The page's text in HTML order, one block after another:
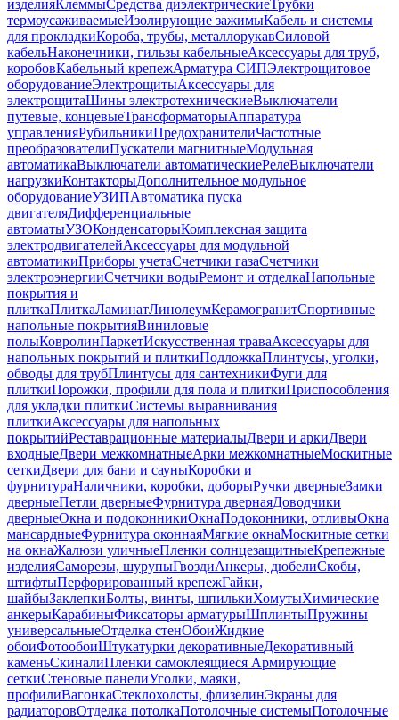
изделияКлеммыСредства диэлектрическиеТрубки
термоусаживаемыеИзолирующие зажимыКабель и системы
для прокладкиКороба, трубы, металлорукавСиловой
кабельНаконечники, гильзы кабельныеАксессуары для труб,
коробовКабельный крепежАрматура СИПЭлектрощитовое
оборудованиеЭлектрощитыАксессуары для
электрощитаШины электротехническиеВыключатели
путевые, концевыеТрансформаторыАппаратура
управленияРубильникиПредохранителиЧастотные
преобразователиПускатели магнитныеМодульная
автоматикаВыключатели автоматическиеРелеВыключатели
нагрузкиКонтакторыДополнительное модульное
оборудованиеУЗИПАвтоматика пуска
двигателяДифференциальные
автоматыУЗОКонденсаторыКомплексная защита
электродвигателейАксессуары для модульной
автоматикиПриборы учетаСчетчики газаСчетчики
электроэнергииСчетчики водыРемонт и отделкаНапольные
покрытия и
плиткаПлиткаЛаминатЛинолеумКерамогранитСпортивные
напольные покрытияВиниловые
полыКовролинПаркетИскусственная траваАксессуары для
напольных покрытий и плиткиПодложкаПлинтусы, уголки,
обводы для трубПлинтусы для сантехникиФуги для
плиткиПорожки, профили для пола и плиткиПриспособления
для укладки плиткиСистемы выравнивания
плиткиАксессуары для напольных
покрытийРеставрационные материалыДвери и аркиДвери
входныеДвери межкомнатныеАрки межкомнатныеМоскитные
сеткиДвери для бани и сауныКоробки и
фурнитураНаличники, коробки, доборыРучки дверныеЗамки
дверныеПетли дверныеФурнитура двернаяДоводчики
дверныеОкна и подоконникиОкнаПодоконники, отливыОкна
мансардныеФурнитура оконнаяМягкие окнаМоскитные сетки
на окнаЖалюзи уличныеПленки солнцезащитныеКрепежные
изделияСаморезы, шурупыГвоздиАнкеры, дюбелиСкобы,
штифтыПерфорированный крепежГайки,
шайбыЗаклепкиБолты, винты, шпилькиХомутыХимические
анкерыКарабиныФиксаторы арматурыШплинтыПружины
универсальныеОтделка стенОбоиЖидкие
обоиФотообоиШтукатурки декоративныеДекоративный
каменьСкиналиПленки самоклеящиеся Армирующие
сеткиСтеновые панелиУголки, маяки,
профилиВагонкаСтеклохолсты, флизелинЭкраны для
радиаторовОтделка потолкаПотолочные системыПотолочные